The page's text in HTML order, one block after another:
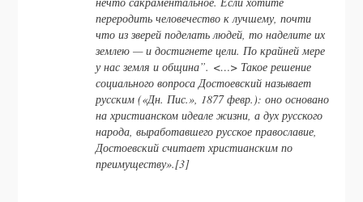
переродить человечество к лучшему, почти
что из зверей поделать людей, то наделите их
землею — и достигнете цели. По крайней мере
у нас земля и община”. <…> Такое решение
социального вопроса Достоевский называет
русским («Дн. Пис.», 1877 февр.): оно основано
на христианском идеале жизни, а дух русского
народа, выработавшего русское православие,
Достоевский считает христианским по
преимуществу».[3]